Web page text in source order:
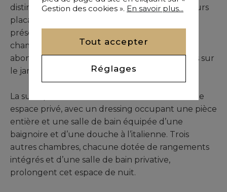
distinguent par leurs volumes généreux et leurs
placards sur mesure. Les grandes baies vitrées,
présentes dans toutes les pièces, y compris les
chambres, assurent une luminosité naturelle
abondante et ouvrent des vues panoramiques sur
le jardin.
La suite parentale s’affirme comme un véritable
espace privé, avec un dressing occupant une pièce
entière et une salle de bain équipée d’une
baignoire et d’une douche à l’italienne. Trois
autres chambres, chacune dotée de rangements
intégrés et d’une salle de bain privative,
prolongent cet espace de nuit.
Gestion des cookies ». En savoir plus...
Tout accepter
Réglages